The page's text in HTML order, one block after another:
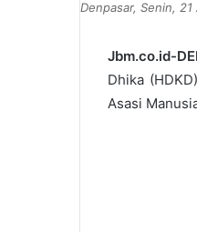
Denpasar, Senin,
Jbm.co.id-
Dhika
Asasi